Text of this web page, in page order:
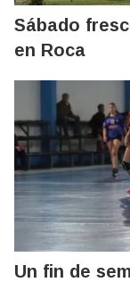
Sábado
en Roca
Un fin de